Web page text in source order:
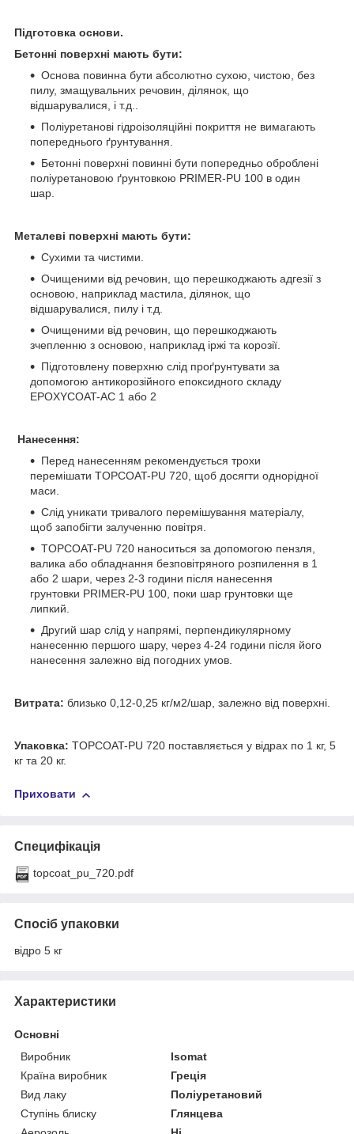
Підготовка основи.
Бетонні поверхні мають бути:
Основа повинна бути абсолютно сухою, чистою, без
пилу, змащувальних речовин, ділянок, що
відшарувалися, і т.д..
Поліуретанові гідроізоляційні покриття не вимагають
попереднього ґрунтування.
Бетонні поверхні повинні бути попередньо оброблені
поліуретановою ґрунтовкою PRIMER-PU 100 в один
шар.
Металеві поверхні мають бути:
Сухими та чистими.
Очищеними від речовин, що перешкоджають адгезії з
основою, наприклад мастила, ділянок, що
відшарувалися, пилу і т.д.
Очищеними від речовин, що перешкоджають
зчепленню з основою, наприклад іржі та корозії.
Підготовлену поверхню слід проґрунтувати за
допомогою антикорозійного епоксидного складу
EPOXYCOAT-AC 1 або 2
Нанесення:
Перед нанесенням рекомендується трохи
перемішати TOPCOAT-PU 720, щоб досягти однорідної
маси.
Слід уникати тривалого перемішування матеріалу,
щоб запобігти залученню повітря.
TOPCOAT-PU 720 наноситься за допомогою пензля,
валика або обладнання безповітряного розпилення в 1
або 2 шари, через 2-3 години після нанесення
грунтовки PRIMER-PU 100, поки шар грунтовки ще
липкий.
Другий шар слід у напрямі, перпендикулярному
нанесенню першого шару, через 4-24 години після його
нанесення залежно від погодних умов.
Витрата: близько 0,12-0,25 кг/м2/шар, залежно від поверхні.
Упаковка: TOPCOAT-PU 720 поставляється у відрах по 1 кг, 5
кг та 20 кг.
Приховати
Специфікація
topcoat_pu_720.pdf
Спосіб упаковки
відро 5 кг
Характеристики
Основні
Виробник
Isomat
Країна виробник
Греція
Вид лаку
Поліуретановий
Ступінь блиску
Глянцева